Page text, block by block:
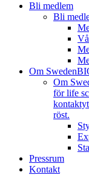
Bli medlem
Bli
Om
Om
för life
röst.
Pressrum
Kontakt